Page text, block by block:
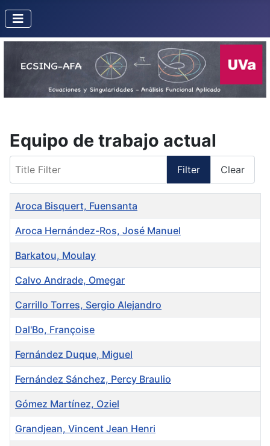
Equipo de trabajo actual
Filter Clear
Title
Aroca Bisquert, Fuensanta
Aroca Hernández-Ros, José Manuel
Barkatou, Moulay
Calvo Andrade, Omegar
Carrillo Torres, Sergio Alejandro
Dal'Bo, Françoise
Fernández Duque, Miguel
Fernández Sánchez, Percy Braulio
Gómez Martínez, Oziel
Grandjean, Vincent Jean Henri